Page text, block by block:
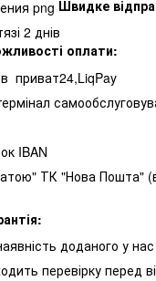
Швидке
2 днів
оплати:
приват24,LiqPay
IBAN
ТК "Нова Пошта"
доданого у
перевірку перед